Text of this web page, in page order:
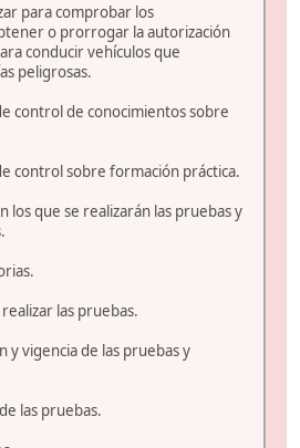
para comprobar los
o prorrogar la autorización
conducir vehículos que
peligrosas.
control de conocimientos sobre
control sobre formación práctica.
los que se realizarán las pruebas y
las pruebas.
y vigencia de las pruebas y
las pruebas.